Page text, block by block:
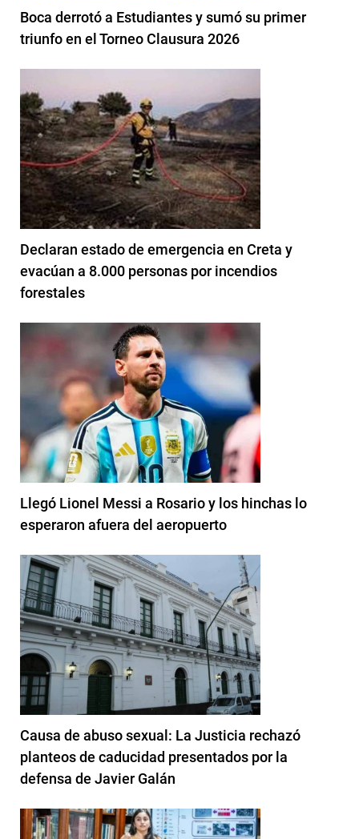
Boca derrotó a Estudiantes y sumó su primer
triunfo en el Torneo Clausura 2026
Declaran estado de emergencia en Creta y
evacúan a 8.000 personas por incendios
forestales
Llegó Lionel Messi a Rosario y los hinchas lo
esperaron afuera del aeropuerto
Causa de abuso sexual: La Justicia rechazó
planteos de caducidad presentados por la
defensa de Javier Galán